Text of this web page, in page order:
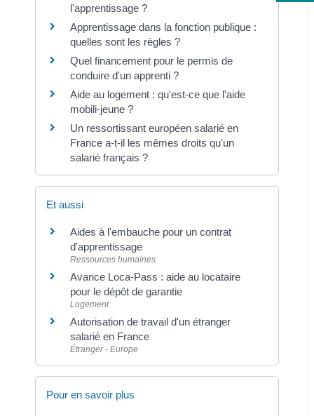
l'apprentissage ?
Apprentissage dans la fonction publique :
quelles sont les règles ?
Quel financement pour le permis de
conduire d'un apprenti ?
Aide au logement : qu'est-ce que l'aide
mobili-jeune ?
Un ressortissant européen salarié en
France a-t-il les mêmes droits qu'un
salarié français ?
Et aussi
Aides à l'embauche pour un contrat
d'apprentissage
Ressources humaines
Avance Loca-Pass : aide au locataire
pour le dépôt de garantie
Logement
Autorisation de travail d'un étranger
salarié en France
Étranger - Europe
Pour en savoir plus